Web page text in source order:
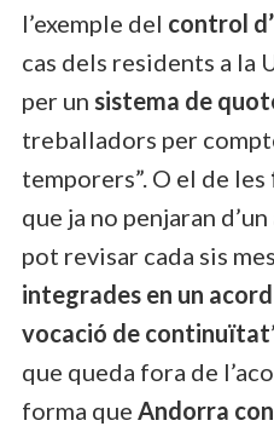
l’exemple del control
cas dels residents a la
per un sistema de
treballadors per
temporers”. O el de les
que ja no penjaran
pot revisar cada sis
integrades en un
vocació de continuïtat
que queda fora de
forma que Andorra